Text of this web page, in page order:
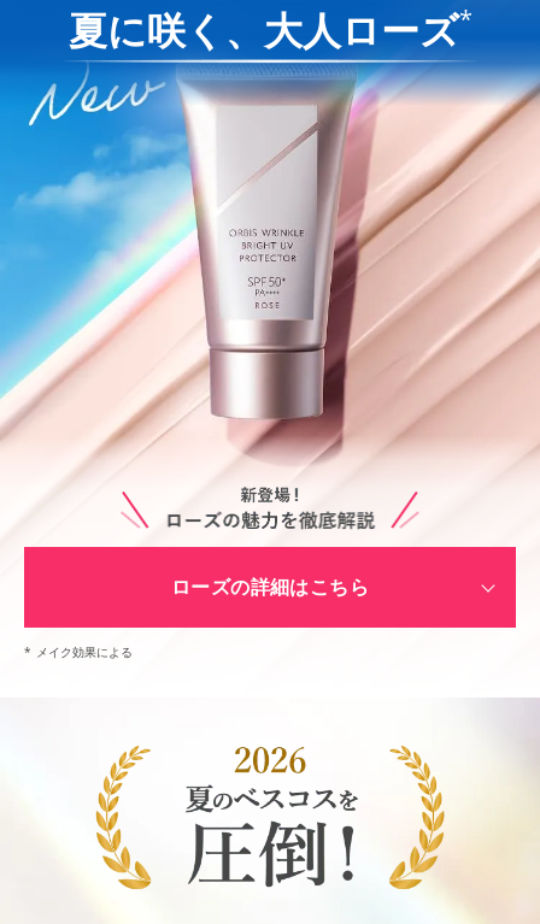
夏に咲く、大人ローズ*
ローズの詳細はこちら
* メイク効果による